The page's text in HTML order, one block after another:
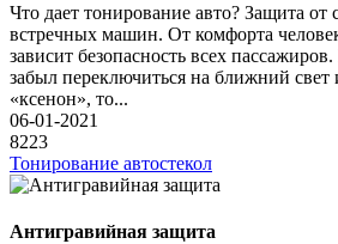
Что дает тонирование авто? Защита от
встречных машин. От комфорта
зависит безопасность всех
забыл переключиться на ближний
«ксенон», то...
06-01-2021
8223
Тонирование автостекол
Антигравийная защита